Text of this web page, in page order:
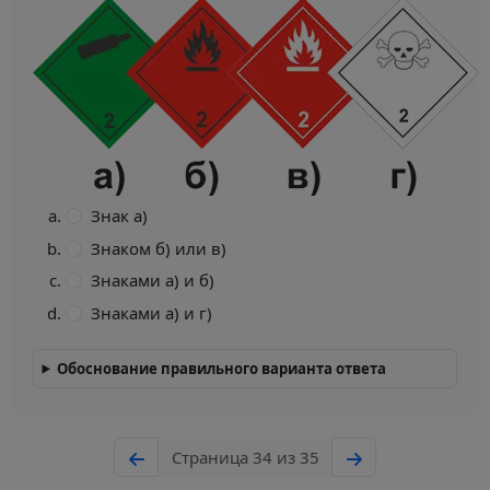
Знак а)
Знаком б) или в)
Знаками а) и б)
Знаками а) и г)
Обоснование правильного варианта ответа
Страница 34 из 35